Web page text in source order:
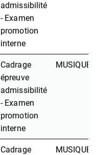
admissibilité
- Examen
promotion
interne
Cadrage
épreuve
admissibilité
- Examen
promotion
interne
MUSIQUE
Cadrage
MUSIQUE